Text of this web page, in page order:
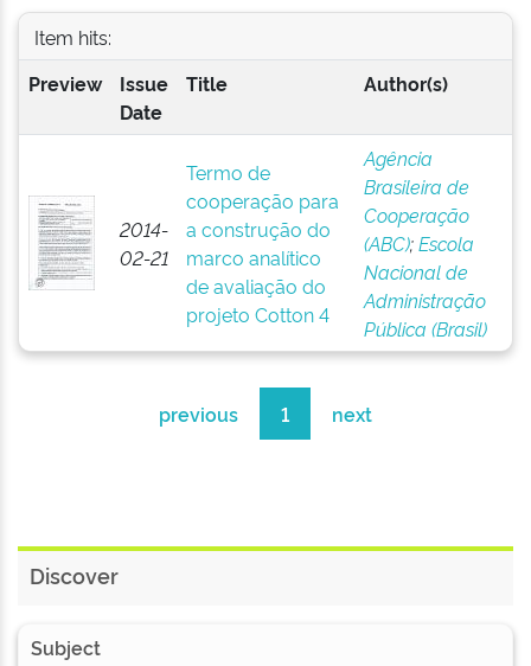
Item hits:
Preview
Issue
Date
Title Author(s)
2014-
02-21
Termo de
cooperação para
a construção do
marco analítico
de avaliação do
projeto Cotton 4
Agência
Brasileira de
Cooperação
(ABC);Escola
Nacional de
Administração
Pública (Brasil)
previous 1 next
Discover
Subject